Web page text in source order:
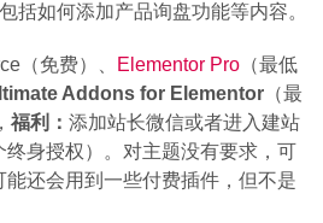
括如何添加产品询盘功能等内容。
（免费）、 Elementor Pro （最低
Addons for Elementor （最
福利： 添加站长微信或者进入建站
身授权）。对主题没有要求，可
还会用到一些付费插件，但不是